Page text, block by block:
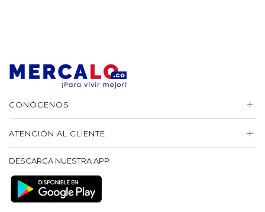
CONÓCENOS
ATENCIÓN AL CLIENTE
DESCARGA NUESTRA APP